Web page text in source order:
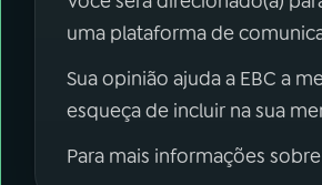
uma plataforma de
Sua opinião ajuda a EBC a
esqueça de incluir na sua
Para mais informações